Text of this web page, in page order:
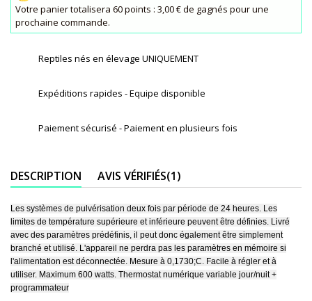
Votre panier totalisera 60 points : 3,00 € de gagnés pour une
prochaine commande.
Reptiles nés en élevage UNIQUEMENT
Expéditions rapides - Equipe disponible
Paiement sécurisé - Paiement en plusieurs fois
DESCRIPTION AVIS VÉRIFIÉS(1)
Les systèmes de pulvérisation deux fois par période de 24 heures. Les
limites de température supérieure et inférieure peuvent être définies. Livré
avec des paramètres prédéfinis, il peut donc également être simplement
branché et utilisé. L'appareil ne perdra pas les paramètres en mémoire si
l'alimentation est déconnectée. Mesure à 0,1730;C. Facile à régler et à
utiliser. Maximum 600 watts. Thermostat numérique variable jour/nuit +
programmateur